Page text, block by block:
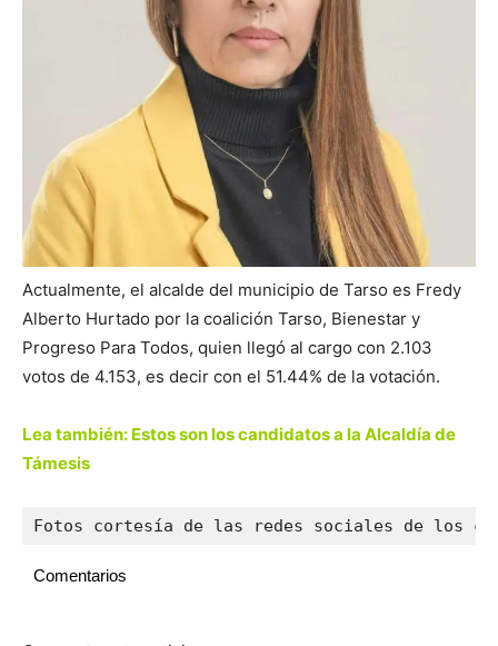
Actualmente, el alcalde del municipio de Tarso es Fredy
Alberto Hurtado por la coalición Tarso, Bienestar y
Progreso Para Todos, quien llegó al cargo con 2.103
votos de 4.153, es decir con el 51.44% de la votación.
Lea también: Estos son los candidatos a la Alcaldía de
Támesis
Fotos cortesía de las redes sociales de los
Comentarios